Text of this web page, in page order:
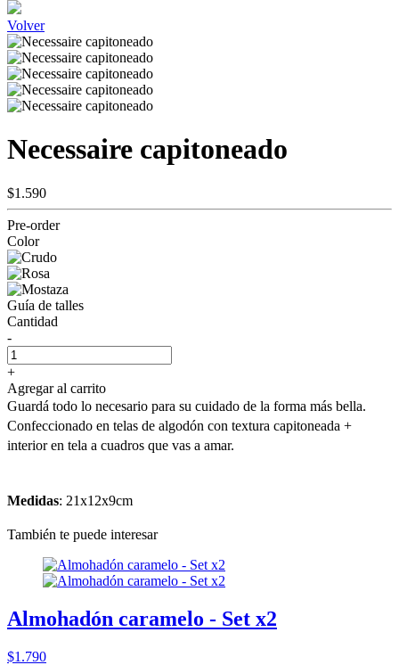
Volver
Necessaire capitoneado
$1.590
Pre-order
Color
Guía de talles
Cantidad
-
+
Agregar al carrito
Guardá todo lo necesario para su cuidado de la forma más bella.
Confeccionado en telas de algodón con textura capitoneada +
interior en tela a cuadros que vas a amar.
Medidas: 21x12x9cm
También te puede interesar
Almohadón caramelo - Set x2
$1.790